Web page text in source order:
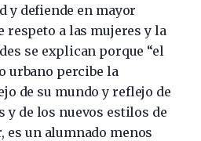
y defiende en mayor
respeto a las mujeres y la
se explican porque “el
urbano percibe la
de su mundo y reflejo de
y de los nuevos estilos de
es un alumnado menos